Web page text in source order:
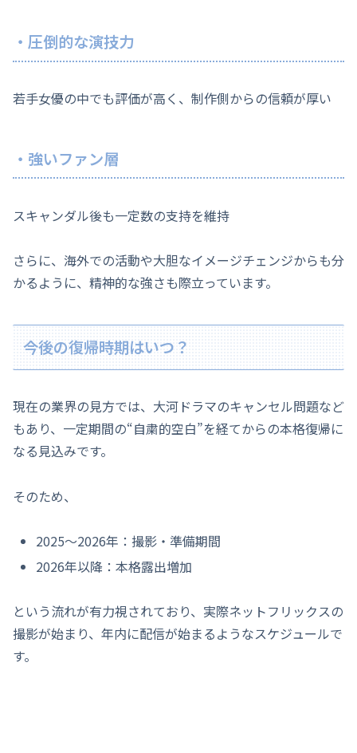
・圧倒的な演技力
若手女優の中でも評価が高く、制作側からの信頼が厚い
・強いファン層
スキャンダル後も一定数の支持を維持
さらに、海外での活動や大胆なイメージチェンジからも分
かるように、精神的な強さも際立っています。
今後の復帰時期はいつ？
現在の業界の見方では、大河ドラマのキャンセル問題など
もあり、一定期間の“自粛的空白”を経てからの本格復帰に
なる見込みです。
そのため、
2025〜2026年：撮影・準備期間
2026年以降：本格露出増加
という流れが有力視されており、実際ネットフリックスの
撮影が始まり、年内に配信が始まるようなスケジュールで
す。